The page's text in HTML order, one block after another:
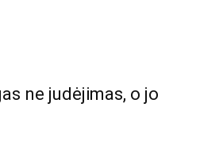
ne judėjimas, o jo